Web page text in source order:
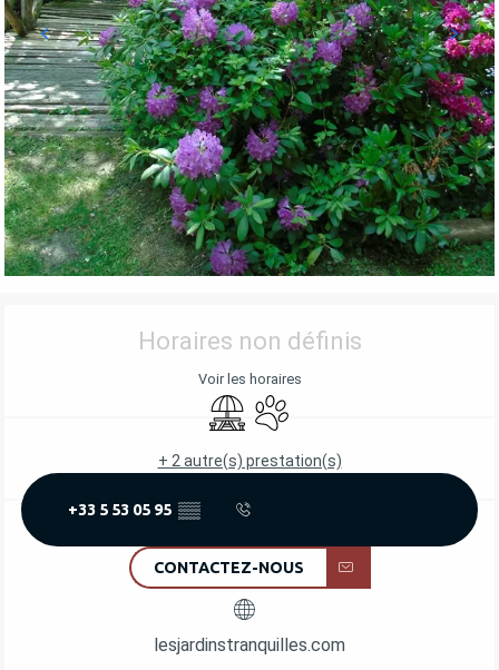
OUVERTURE ET COORDONNÉES
Horaires non définis
Voir les horaires
Aire de pique nique
Animaux acceptés
+ 2 autre(s) prestation(s)
+33 5 53 05 95 ▒▒
CONTACTEZ-NOUS
lesjardinstranquilles.com